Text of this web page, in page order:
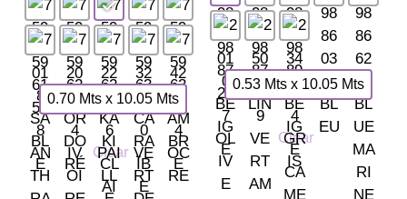
0.70 Mts x 10.05 Mts
Clear
0.53 Mts x 10.05 Mts
Clear